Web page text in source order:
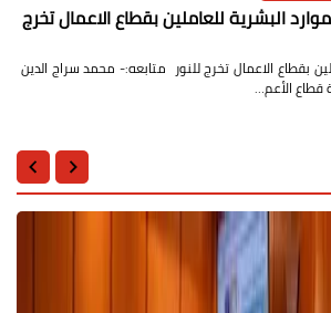
البشرية للعاملين بقطاع الاعمال تخرج
بقطاع الاعمال تخرج للنور متابعه:- محمد سراج الدين
الأعم…